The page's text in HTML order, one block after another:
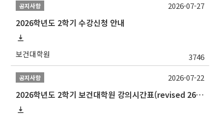
공지사항
2026학년도 2학기 수강신청 안내
보건대학원 3746
2026-07-27
공지사항
2026학년도 2학기 보건대학원 강의시간표(revised 260803)(2026 2nd SEMESTER SNU GSPH TIMETABLE)
2026-07-22